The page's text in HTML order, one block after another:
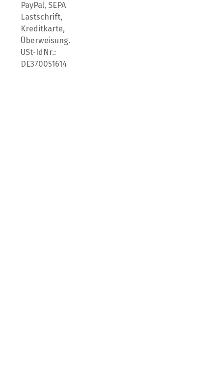
PayPal, SEPA
Lastschrift,
Kreditkarte,
Überweisung.
USt-IdNr.:
DE370051614